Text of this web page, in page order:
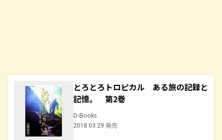
とろとろトロピカル ある旅の記録と
記憶。 第2巻
D-Books
2018.03.29 発売